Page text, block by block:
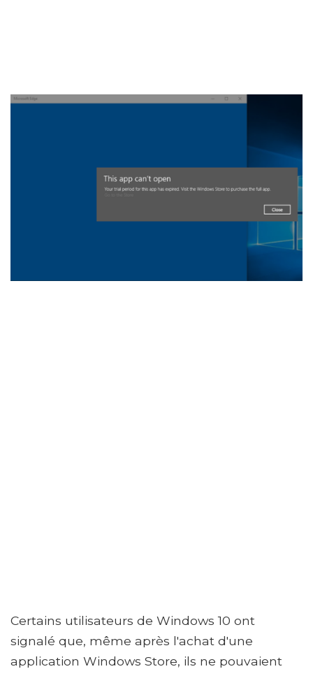
Certains utilisateurs de Windows 10 ont
signalé que, même après l'achat d'une
application Windows Store, ils ne pouvaient